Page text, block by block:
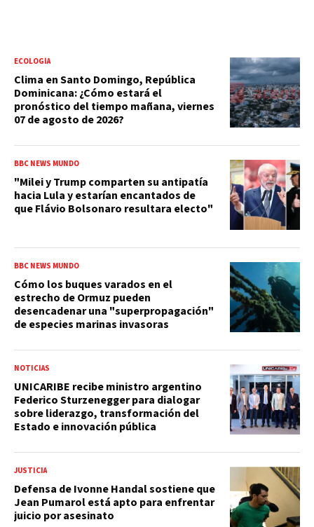
ECOLOGÍA
Clima en Santo Domingo, República
Dominicana: ¿Cómo estará el
pronóstico del tiempo mañana, viernes
07 de agosto de 2026?
BBC NEWS MUNDO
"Milei y Trump comparten su antipatía
hacia Lula y estarían encantados de
que Flávio Bolsonaro resultara electo"
BBC NEWS MUNDO
Cómo los buques varados en el
estrecho de Ormuz pueden
desencadenar una "superpropagación"
de especies marinas invasoras
NOTICIAS
UNICARIBE recibe ministro argentino
Federico Sturzenegger para dialogar
sobre liderazgo, transformación del
Estado e innovación pública
JUSTICIA
Defensa de Ivonne Handal sostiene que
Jean Pumarol está apto para enfrentar
juicio por asesinato